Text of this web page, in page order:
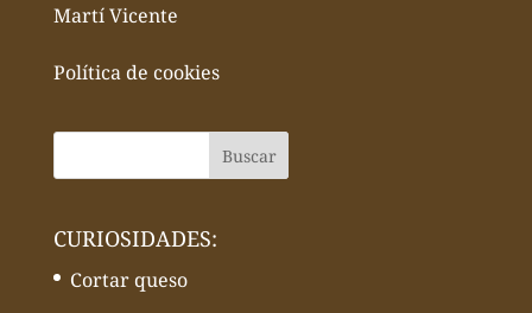
Martí Vicente
Política de cookies
CURIOSIDADES:
Cortar queso